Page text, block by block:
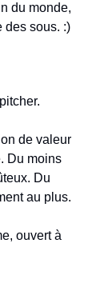
du monde,
des sous. :)
de valeur
Du moins
Du
au plus.
ouvert à